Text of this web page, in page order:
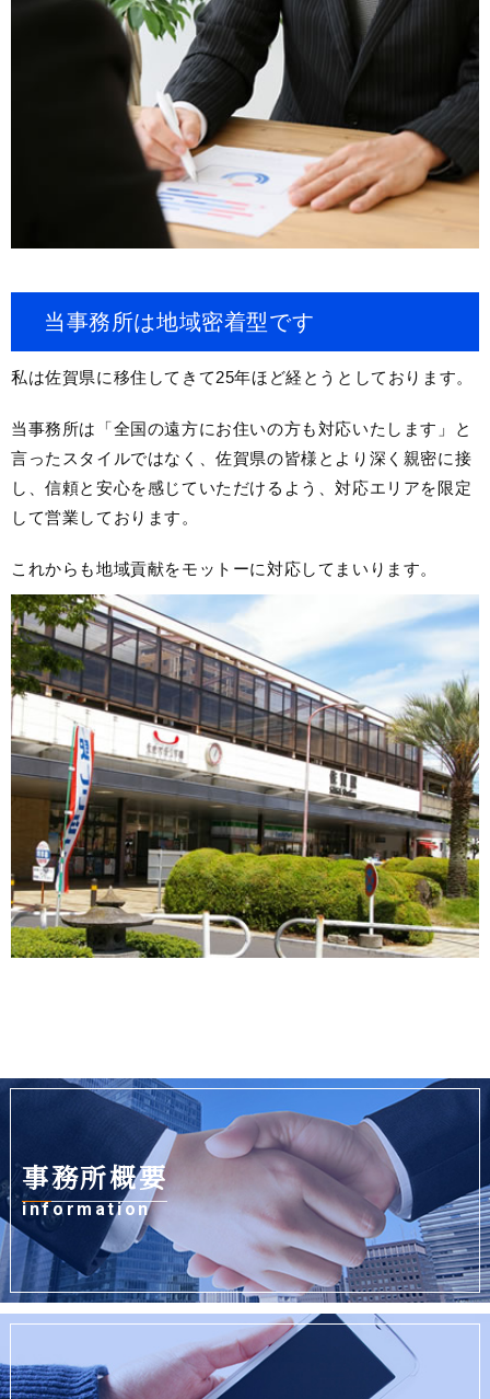
当事務所は地域密着型です
私は佐賀県に移住してきて25年ほど経とうとしております。
当事務所は「全国の遠方にお住いの方も対応いたします」と
言ったスタイルではなく、佐賀県の皆様とより深く親密に接
し、信頼と安心を感じていただけるよう、対応エリアを限定
して営業しております。
これからも地域貢献をモットーに対応してまいります。
事務所概要
information